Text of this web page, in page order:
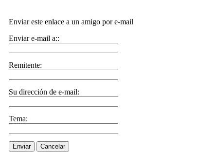
Enviar este enlace a un amigo por e-mail
Enviar e-mail a::
Remitente:
Su dirección de e-mail:
Tema:
Enviar Cancelar